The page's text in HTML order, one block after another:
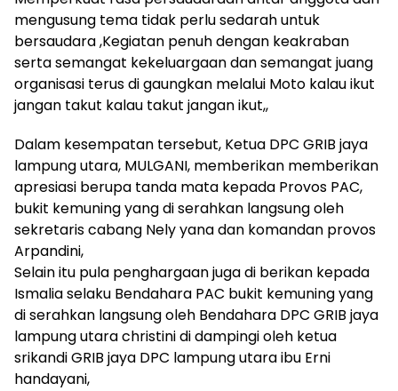
mengusung tema tidak perlu sedarah untuk
bersaudara ,Kegiatan penuh dengan keakraban
serta semangat kekeluargaan dan semangat juang
organisasi terus di gaungkan melalui Moto kalau ikut
jangan takut kalau takut jangan ikut,,
Dalam kesempatan tersebut, Ketua DPC GRIB jaya
lampung utara, MULGANI, memberikan memberikan
apresiasi berupa tanda mata kepada Provos PAC,
bukit kemuning yang di serahkan langsung oleh
sekretaris cabang Nely yana dan komandan provos
Arpandini,
Selain itu pula penghargaan juga di berikan kepada
Ismalia selaku Bendahara PAC bukit kemuning yang
di serahkan langsung oleh Bendahara DPC GRIB jaya
lampung utara christini di dampingi oleh ketua
srikandi GRIB jaya DPC lampung utara ibu Erni
handayani,